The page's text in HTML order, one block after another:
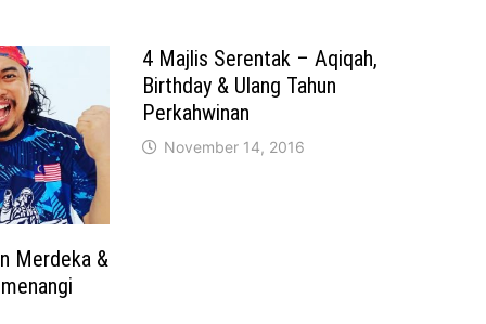
Merdeka &
4 Majlis Serentak – Aqiqah,
Birthday & Ulang Tahun
Perkahwinan
November 14, 2016